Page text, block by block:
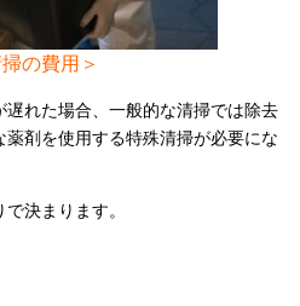
の費用＞
れた場合、一般的な清掃では除去
剤を使用する特殊清掃が必要にな
決まります。